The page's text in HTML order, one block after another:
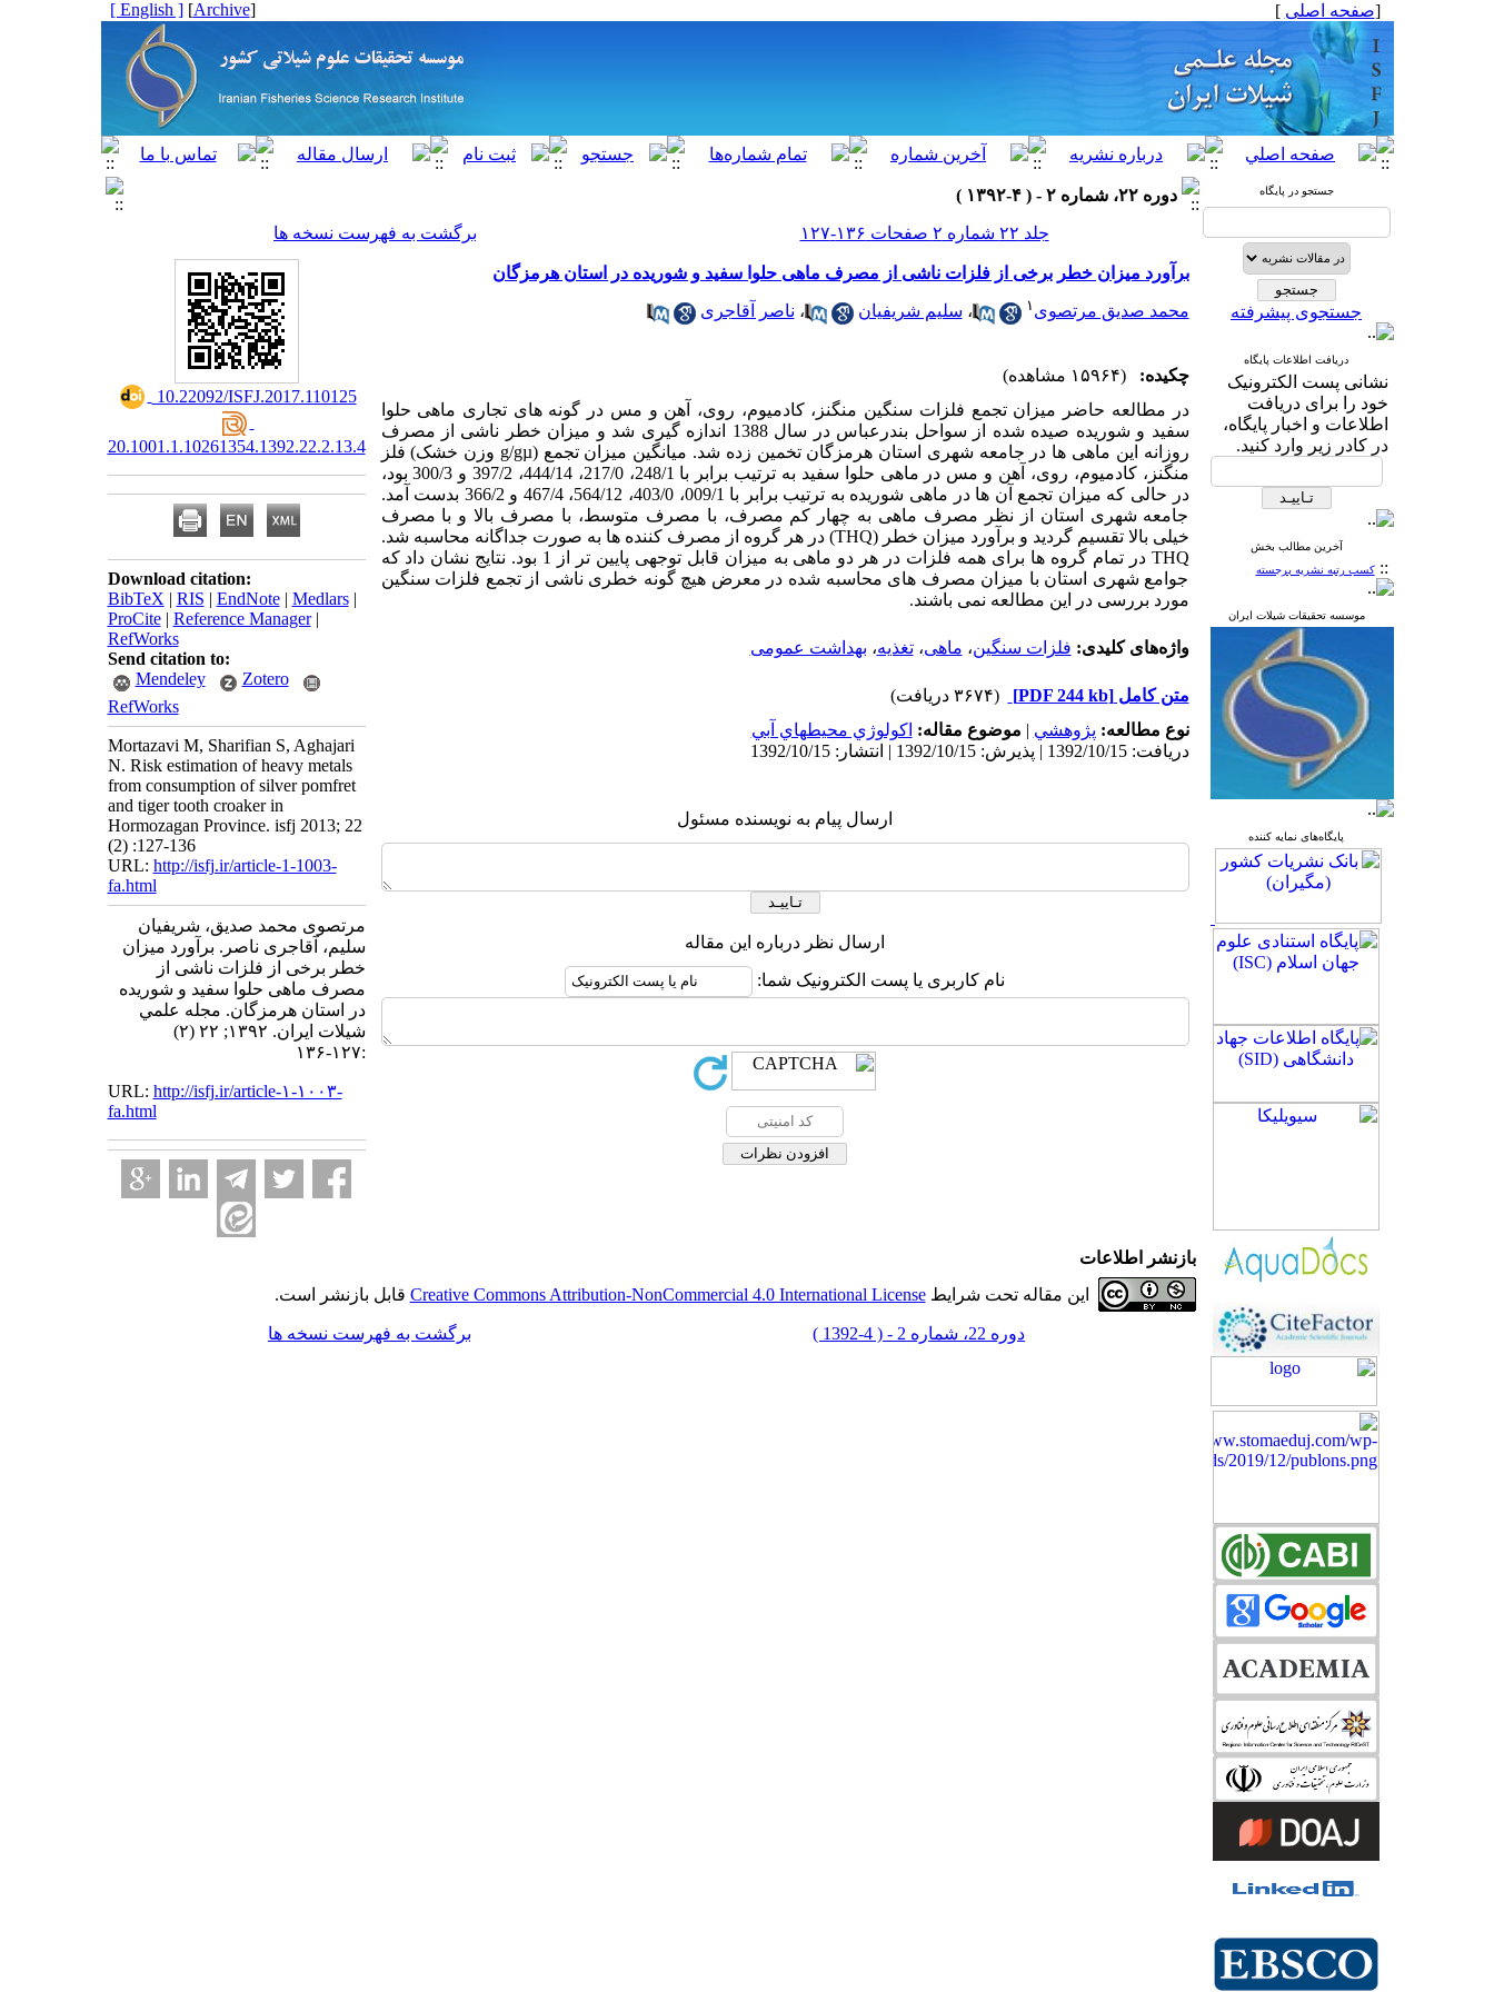
[صفحه اصلی ]
[
Archive
]
[ English ]
جستجو در پایگاه
جستجوی پیشرفته
دریافت اطلاعات پایگاه
نشانی پست الکترونیک
خود را برای دریافت
اطلاعات و اخبار پایگاه،
در کادر زیر وارد کنید.
آخرین مطالب بخش
::کسب رتبه نشریه برجسته
موسسه تحقیقات شیلات ایران
پایگاه‌های نمایه کننده
دوره ۲۲، شماره ۲ - ( ۴-۱۳۹۲ )
جلد ۲۲ شماره ۲ صفحات ۱۳۶-۱۲۷
برگشت به فهرست نسخه ها
برآورد میزان خطر برخی از فلزات ناشی از مصرف ماهی حلوا سفید و شوریده در استان هرمزگان
محمد صدیق مرتصوی ۱ ، سلیم شریفیان ، ناصر آقاجری
چکیده:
(۱۵۹۶۴ مشاهده)
در مطالعه حاضر میزان تجمع فلزات سنگین منگنز، کادمیوم، روی، آهن و مس در گونه های تجاری ماهی حلوا
سفید و شوریده صیده شده از سواحل بندرعباس در سال 1388 اندازه گیری شد و میزان خطر ناشی از مصرف
روزانه این ماهی ها در جامعه شهری استان هرمزگان تخمین زده شد. میانگین میزان تجمع (g/gµ وزن خشک) فلز
منگنز، کادمیوم، روی، آهن و مس در ماهی حلوا سفید به ترتیب برابر با 248/1، 217/0، 444/14، 397/2 و 300/3 بود،
در حالی که میزان تجمع آن ها در ماهی شوریده به ترتیب برابر با 009/1، 403/0، 564/12، 467/4 و 366/2 بدست آمد.
جامعه شهری استان از نظر مصرف ماهی به چهار کم مصرف، با مصرف متوسط، با مصرف بالا و با مصرف
خیلی بالا تقسیم گردید و برآورد میزان خطر (THQ) در هر گروه از مصرف کننده ها به صورت جداگانه محاسبه شد.
THQ در تمام گروه ها برای همه فلزات در هر دو ماهی به میزان قابل توجهی پایین تر از 1 بود. نتایج نشان داد که
جوامع شهری استان با میزان مصرف های محاسبه شده در معرض هیچ گونه خطری ناشی از تجمع فلزات سنگین
مورد بررسی در این مطالعه نمی باشند.
واژه‌های کلیدی: فلزات سنگین، ماهی،تغذیه، بهداشت عمومی
متن کامل[PDF 244 kb]
(۳۶۷۴ دریافت)
نوع مطالعه: پژوهشي | موضوع مقاله: اكولوژي محيطهاي آبي
دریافت: 1392/10/15 | پذیرش: 1392/10/15 | انتشار: 1392/10/15
ارسال پیام به نویسنده مسئول
ارسال نظر درباره این مقاله
نام کاربری یا پست الکترونیک شما:
‎ 10.22092/ISFJ.2017.110125
20.1001.1.10261354.1392.22.2.13.4
Download citation:
BibTeX | RIS | EndNote| Medlars|
ProCite| Reference Manager|
RefWorks
Send citation to:
Mendeley
Zotero
RefWorks
Mortazavi M, Sharifian S, Aghajari
N. Risk estimation of heavy metals
from consumption of silver pomfret
and tiger tooth croaker in
Hormozagan Province. isfj 2013; 22
(2) :127-136
URL: http://isfj.ir/article-1-1003-
fa.html
مرتصوی محمد صدیق، شریفیان
سلیم، آقاجری ناصر. برآورد میزان
خطر برخی از فلزات ناشی از
مصرف ماهی حلوا سفید و شوریده
در استان هرمزگان. مجله علمي
شيلات ايران. ۱۳۹۲; ۲۲ (۲)
:۱۲۷-۱۳۶
URL: http://isfj.ir/article-۱-۱۰۰۳-
fa.html
بازنشر اطلاعات
این مقاله تحت شرایطCreative Commons Attribution-NonCommercial 4.0 International License قابل بازنشر است.
دوره 22، شماره 2 - ( 4-1392 ) برگشت به فهرست نسخه ها